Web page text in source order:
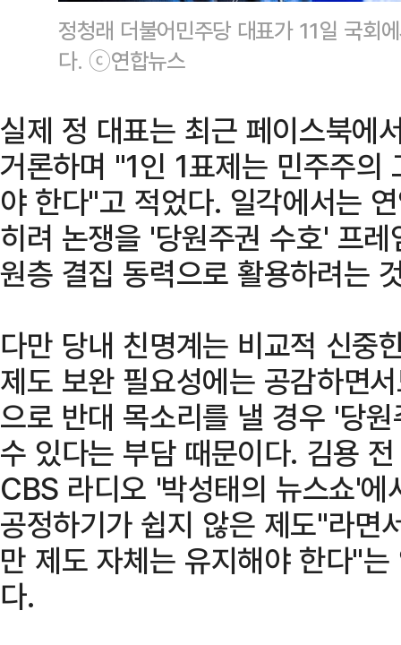
정청래 더불어민주당 대표가 11일 국회
다. ⓒ연합뉴스
실제 정 대표는 최근 페이스북에
거론하며 "1인 1표제는 민주주의
야 한다"고 적었다. 일각에서는
히려 논쟁을 '당원주권 수호' 프
원층 결집 동력으로 활용하려는
다만 당내 친명계는 비교적 신중
제도 보완 필요성에는 공감하면
으로 반대 목소리를 낼 경우 '당
수 있다는 부담 때문이다. 김용
CBS 라디오 '박성태의 뉴스쇼'에
공정하기가 쉽지 않은 제도"라면
만 제도 자체는 유지해야 한다"
다.